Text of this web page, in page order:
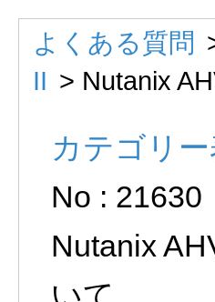
よくある質問
II > Nutanix
カテゴリ
No : 21630
Nutanix
いて